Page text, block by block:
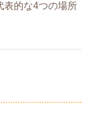
表的な4つの場所